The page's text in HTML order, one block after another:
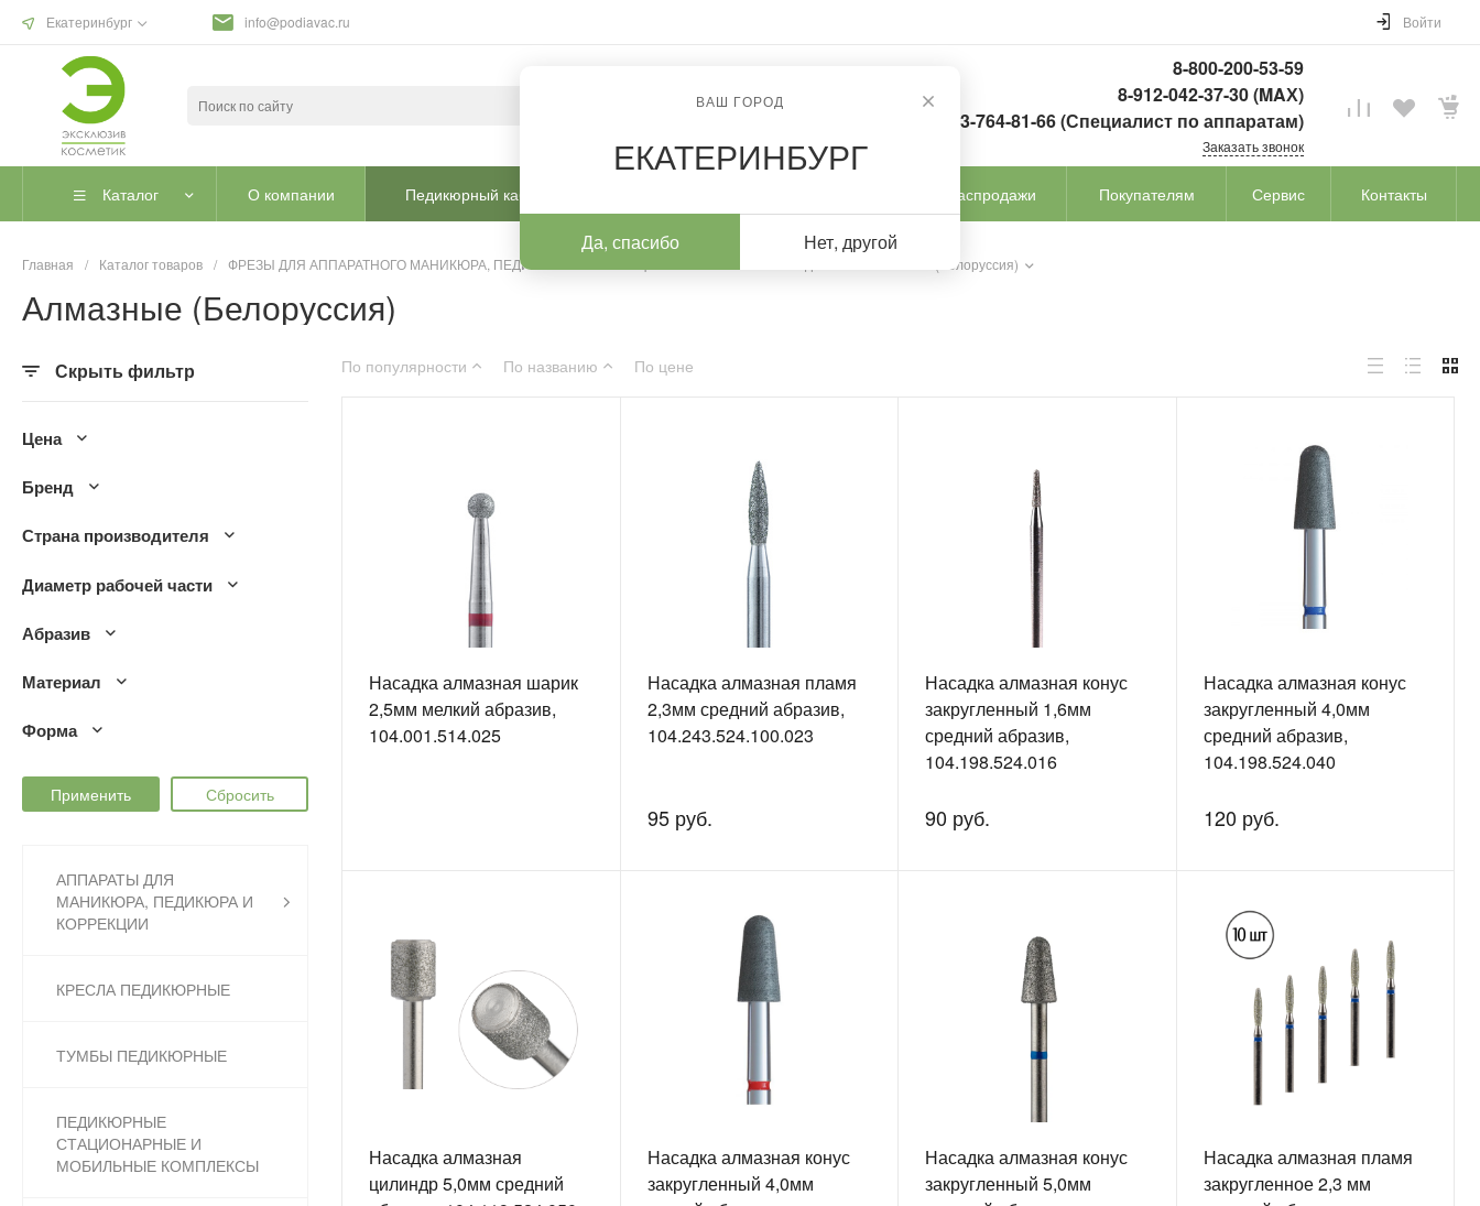
Екатеринбург
ВАШ ГОРОД
ЕКАТЕРИНБУРГ
Да, спасибо Нет, другой
info@podiavac.ru Войти
8-800-200-53-59
8-912-042-37-30 (MAХ)
8-963-764-81-66 (Специалист по аппаратам)
Заказать звонок
Каталог О компании Педикюрный кабинет Распродажи Покупателям Сервис Контакты
Главная / Каталог товаров / ФРЕЗЫ ДЛЯ АППАРАТНОГО МАНИКЮРА, ПЕДИКЮРА И КОРРЕКЦИИ Алмазные (Белоруссия)
Алмазные (Белоруссия)
Скрыть фильтр
Цена
Бренд
Страна производителя
Диаметр рабочей части
Абразив
Материал
Форма
АППАРАТЫ ДЛЯ
МАНИКЮРА, ПЕДИКЮРА И
КОРРЕКЦИИ
КРЕСЛА ПЕДИКЮРНЫЕ
ТУМБЫ ПЕДИКЮРНЫЕ
ПЕДИКЮРНЫЕ
СТАЦИОНАРНЫЕ И
МОБИЛЬНЫЕ КОМПЛЕКСЫ
По популярности По названию По цене
Насадка алмазная шарик
2,5мм мелкий абразив,
104.001.514.025
Насадка алмазная пламя
2,3мм средний абразив,
104.243.524.100.023
95 руб.
Насадка алмазная конус
закругленный 1,6мм
средний абразив,
104.198.524.016
90 руб.
Насадка алмазная конус
закругленный 4,0мм
средний абразив,
104.198.524.040
120 руб.
Насадка алмазная
цилиндр 5,0мм средний
Насадка алмазная конус
закругленный 4,0мм
Насадка алмазная конус
закругленный 5,0мм
Насадка алмазная пламя
закругленное 2,3 мм